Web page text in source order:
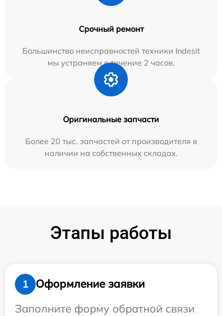
Срочный ремонт
Большинство неисправностей техники Indesit
мы устраняем в течение 2 часов.
Оригинальные запчасти
Более 20 тыс. запчастей от производителя в
наличии на собственных складах.
Этапы работы
1
Оформление заявки
Заполните форму обратной связи